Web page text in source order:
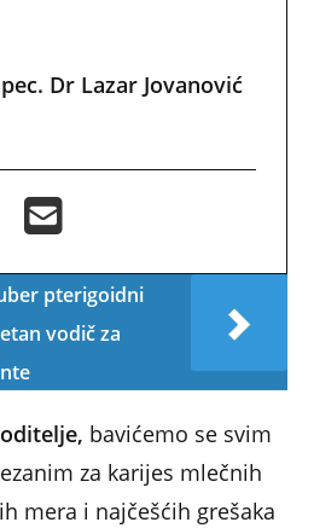
Dr Lazar Jovanović
pterigoidni
vodič za
bavićemo se svim
za karijes mlečnih
mera i najčešćih grešaka